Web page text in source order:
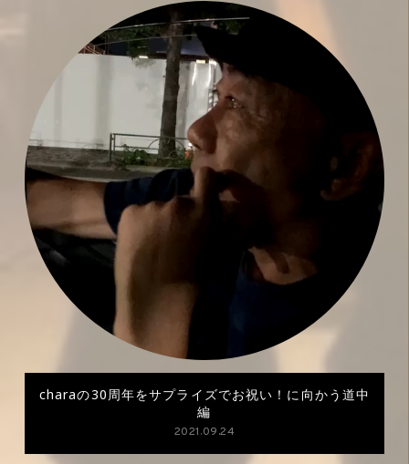
charaの30周年をサプライズでお祝い！に向かう道中
編
2021.09.24